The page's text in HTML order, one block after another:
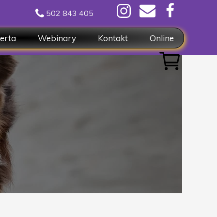
pojedyńcze
pakiety spotkań
Webinary
Kontakt
Formularze
Online
502 843 405